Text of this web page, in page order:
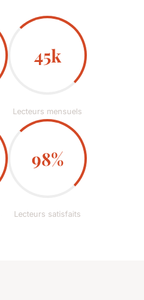
45k
Lecteurs mensuels
98%
Lecteurs satisfaits